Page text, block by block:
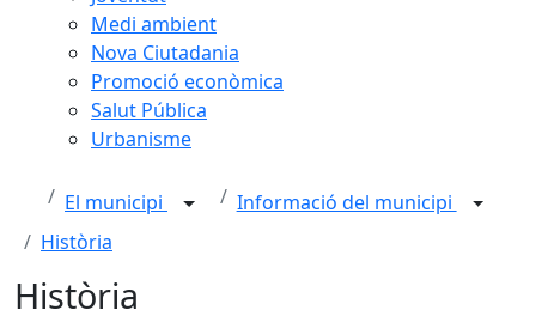
Medi ambient
Nova Ciutadania
Promoció econòmica
Salut Pública
Urbanisme
El municipi
Informació del municipi
Història
Història